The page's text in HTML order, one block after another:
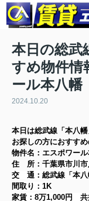
本日の総武
すめ物件
ール本八幡
2024.10.20
本日は総武線「本八
お探しの方におすす
物件名：エスポワー
住 所： 千葉県市川
交 通：総武線「本
間取り： 1K
家賃： 8万1,000円 共